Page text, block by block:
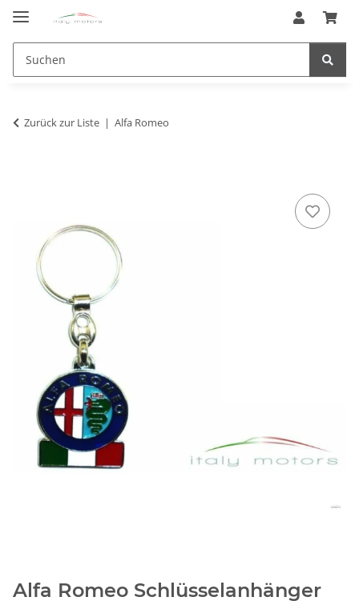
Zurück zur Liste Alfa Romeo
Alfa Romeo Schlüsselanhänger